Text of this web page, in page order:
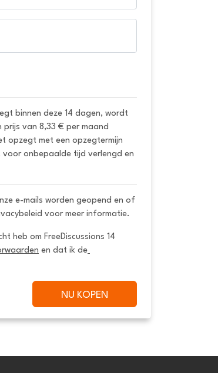
binnen deze 14 dagen, wordt
van 8,33 € per maand
opzegt met een opzegtermijn
onbepaalde tijd verlengd en
e-mails worden geopend en of
voor meer informatie.
heb om FreeDiscussions 14
en dat ik de
NU KOPEN